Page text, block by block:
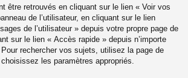
être retrouvés en cliquant sur le lien « Voir vos
de l’utilisateur, en cliquant sur le lien
de l’utilisateur » depuis votre propre page de
sur le lien « Accès rapide » depuis n’importe
rechercher vos sujets, utilisez la page de
les paramètres appropriés.